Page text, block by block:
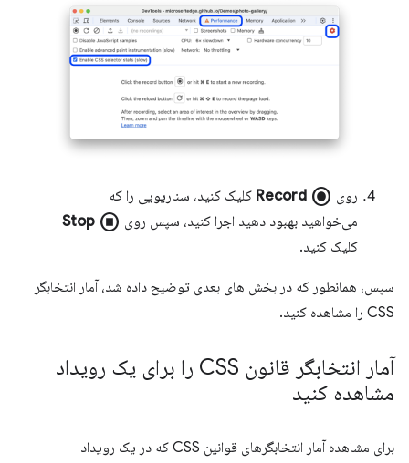
روی radio_button_checked
Record کلیک کنید، سناریویی را که
می‌خواهید بهبود دهید اجرا کنید، سپس روی stop_circle
Stop
کلیک کنید.
سپس، همانطور که در بخش های بعدی توضیح داده شد، آمار انتخابگر
CSS را مشاهده کنید.
آمار انتخابگر قانون CSS را برای یک رویداد
مشاهده کنید
برای مشاهده آمار انتخابگرهای قوانین CSS که در یک رویداد